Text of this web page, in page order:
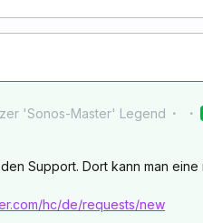
'Sonos-Master' Legend
Support. Dort kann man
hc/de/requests/new